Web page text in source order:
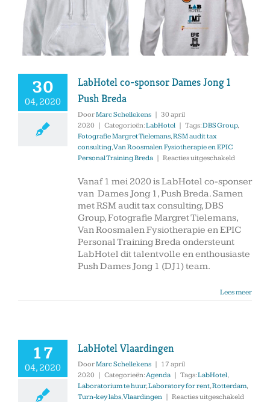
30
04, 2020
LabHotel co-sponsor Dames Jong 1
Push Breda
DoorMarc Schellekens | 30 april
2020 | Categorieën:LabHotel | Tags:DBS Group,
Fotografie Margret Tielemans,RSM audit tax
consulting,Van Roosmalen Fysiotherapie en EPIC
Personal Training Breda | Reacties uitgeschakeld
co-
sponsor
1
Push
Vanaf 1 mei 2020 is LabHotel co-sponser
van Dames Jong 1, Push Breda. Samen
met RSM audit tax consulting, DBS
Group, Fotografie Margret Tielemans,
Van Roosmalen Fysiotherapie en EPIC
Personal Training Breda ondersteunt
LabHotel dit talentvolle en enthousiaste
Push Dames Jong 1 (DJ1) team.
Lees meer
17
04, 2020
LabHotel Vlaardingen
DoorMarc Schellekens | 17 april
2020 | Categorieën:Agenda | Tags:LabHotel,
Laboratorium te huur,Laboratory for rent,Rotterdam,
Turn-key labs,Vlaardingen | Reacties uitgeschakeld